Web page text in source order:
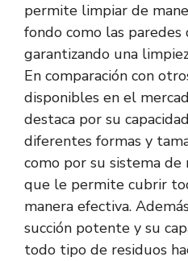
permite limpiar de
fondo como las paredes
garantizando una
En comparación con
disponibles en el
destaca por su
diferentes formas y
como por su sistema
que le permite cubrir
manera efectiva.
succión potente y su
todo tipo de residuos